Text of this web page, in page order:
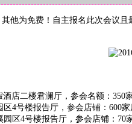
他为免费！自主报名此次会议
店二楼君澜厅，参会名额：350
4号楼报告厅，参会店铺：600家
区4号楼报告厅，参会店铺：70